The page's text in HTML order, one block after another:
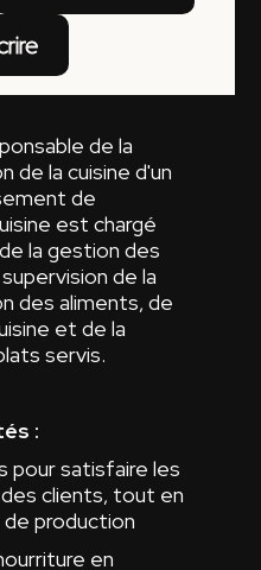
de la
de la cuisine d'un
de
est chargé
la gestion des
de la
des aliments, de
et de la
servis.
:
pour satisfaire les
clients, tout en
production
en